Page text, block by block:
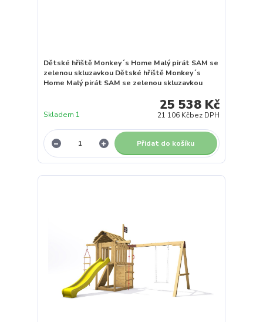
Dětské hřiště Monkey´s Home Malý pirát SAM se
zelenou skluzavkou Dětské hřiště Monkey´s
Home Malý pirát SAM se zelenou skluzavkou
25 538 Kč
21 106 Kčbez DPH
Skladem 1
Přidat do košíku